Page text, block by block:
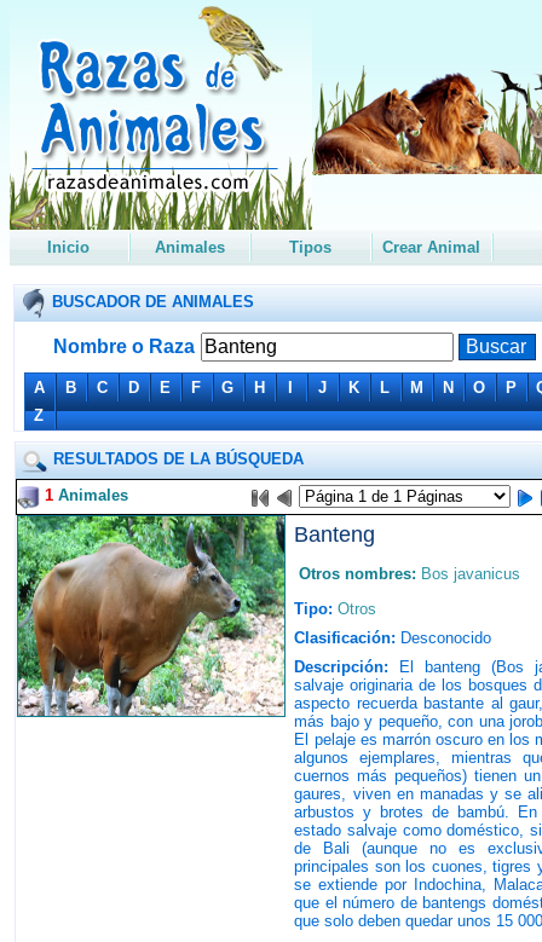
Inicio Animales Tipos Crear Animal
BUSCADOR DE ANIMALES
Nombre o Raza
A B C D E F G H I J K L M N O P
Z
RESULTADOS DE LA BÚSQUEDA
1 Animales
Banteng
Otros nombres: Bos javanicus
Tipo: Otros
Clasificación: Desconocido
Descripción: El banteng (Bos
salvaje originaria de los bosques
aspecto recuerda bastante al
más bajo y pequeño, con una
El pelaje es marrón oscuro en los
algunos ejemplares, mientras
cuernos más pequeños) tienen
gaures, viven en manadas y se
arbustos y brotes de bambú.
estado salvaje como doméstico,
de Bali (aunque no es
principales son los cuones, tigres
se extiende por Indochina,
que el número de bantengs
que solo deben quedar unos 15